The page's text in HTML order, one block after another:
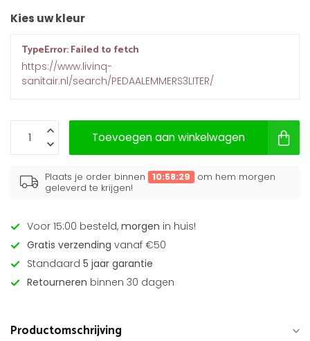
Kies uw kleur
TypeError: Failed to fetch
https://www.livinq-
sanitair.nl/search/PEDAALEMMERS3LITER/
Toevoegen aan winkelwagen
Plaats je order binnen 10:58:29
om hem morgen
geleverd te krijgen!
Voor 15:00 besteld, morgen in huis!
Gratis verzending vanaf €50
Standaard 5 jaar garantie
Retourneren binnen 30 dagen
Productomschrijving